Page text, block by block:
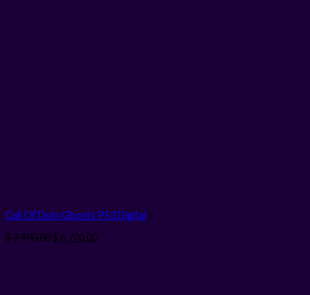
Call Of Duty Ghosts PS3Digital
$7.900,00 El
$ 6.700,00El